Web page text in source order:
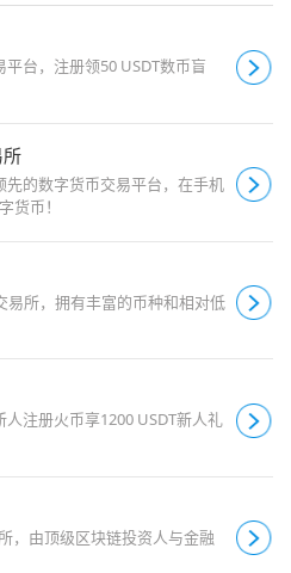
台，注册领50 USDT数币盲
先的数字货币交易平台，在手机
货币！
易所，拥有丰富的币种和相对低
注册火币享1200 USDT新人礼
，由顶级区块链投资人与金融